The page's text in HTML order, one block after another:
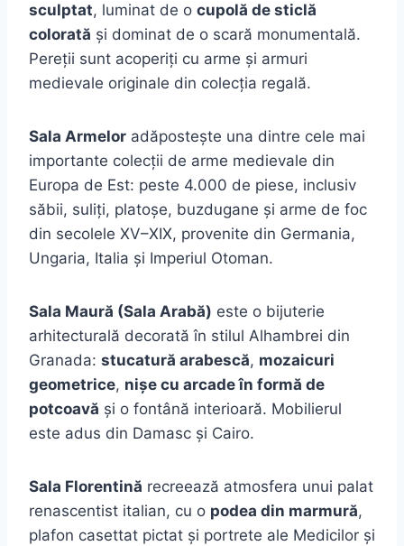
sculptat, luminat de o cupolă de sticlă
colorată și dominat de o scară monumentală.
Pereții sunt acoperiți cu arme și armuri
medievale originale din colecția regală.
Sala Armelor adăpostește una dintre cele mai
importante colecții de arme medievale din
Europa de Est: peste 4.000 de piese, inclusiv
săbii, suliți, platoșe, buzdugane și arme de foc
din secolele XV–XIX, provenite din Germania,
Ungaria, Italia și Imperiul Otoman.
Sala Maură (Sala Arabă) este o bijuterie
arhitecturală decorată în stilul Alhambrei din
Granada: stucatură arabescă, mozaicuri
geometrice, nișe cu arcade în formă de
potcoavă și o fontână interioară. Mobilierul
este adus din Damasc și Cairo.
Sala Florentină recreează atmosfera unui palat
renascentist italian, cu o podea din marmură,
plafon casettat pictat și portrete ale Medicilor și